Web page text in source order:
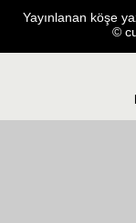
Yayınlanan köşe
©